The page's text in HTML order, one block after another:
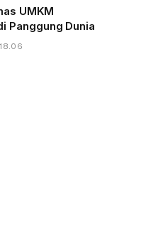
UMKM
Panggung Dunia